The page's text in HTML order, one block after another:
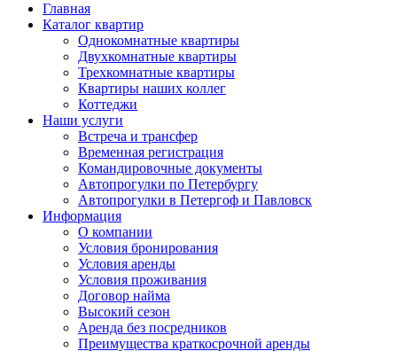
Главная
Каталог квартир
Однокомнатные квартиры
Двухкомнатные квартиры
Трехкомнатные квартиры
Квартиры наших коллег
Коттеджи
Наши услуги
Встреча и трансфер
Временная регистрация
Командировочные документы
Автопрогулки по Петербургу
Автопрогулки в Петергоф и Павловск
Информация
О компании
Условия бронирования
Условия аренды
Условия проживания
Договор найма
Высокий сезон
Аренда без посредников
Преимущества краткосрочной аренды